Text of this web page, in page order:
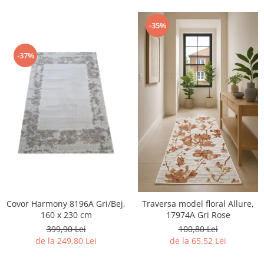
-37%
Covor Harmony 8196A Gri/Bej,
160 x 230 cm
399,90 Lei
de la 249,80 Lei
-35%
Traversa model floral Allure,
17974A Gri Rose
100,80 Lei
de la 65,52 Lei